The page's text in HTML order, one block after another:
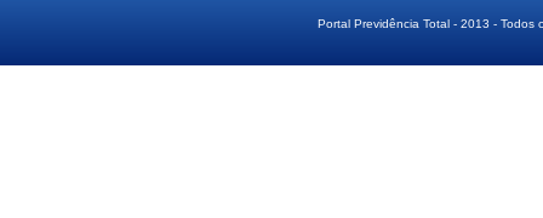
Portal Previdência Total - 2013 - Todos